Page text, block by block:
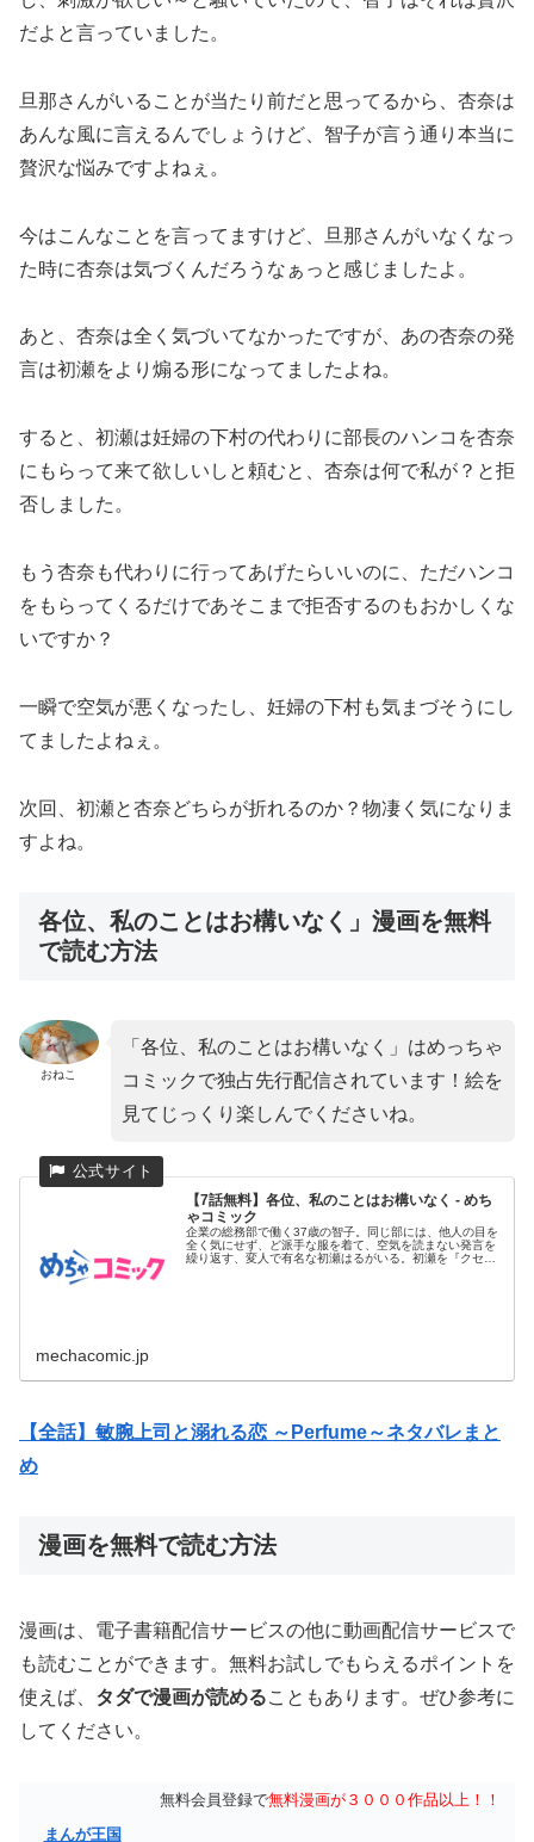
だよと言っていました。
旦那さんがいることが当たり前だと思ってるから、杏奈は
あんな風に言えるんでしょうけど、智子が言う通り本当に
贅沢な悩みですよねぇ。
今はこんなことを言ってますけど、旦那さんがいなくなっ
た時に杏奈は気づくんだろうなぁっと感じましたよ。
あと、杏奈は全く気づいてなかったですが、あの杏奈の発
言は初瀬をより煽る形になってましたよね。
すると、初瀬は妊婦の下村の代わりに部長のハンコを杏奈
にもらって来て欲しいしと頼むと、杏奈は何で私が？と拒
否しました。
もう杏奈も代わりに行ってあげたらいいのに、ただハンコ
をもらってくるだけであそこまで拒否するのもおかしくな
いですか？
一瞬で空気が悪くなったし、妊婦の下村も気まづそうにし
てましたよねぇ。
次回、初瀬と杏奈どちらが折れるのか？物凄く気になりま
すよね。
各位、私のことはお構いなく」漫画を無料
で読む方法
おねこ
「各位、私のことはお構いなく」はめっちゃ
コミックで独占先行配信されています！絵を
見てじっくり楽しんでくださいね。
【7話無料】各位、私のことはお構いなく - めち
ゃコミック
企業の総務部で働く37歳の智子。同じ部には、他人の目を
全く気にせず、ど派手な服を着て、空気を読まない発言を
繰り返す、変人で有名な初瀬はるがいる。初瀬を『クセ強
mechacomic.jp
【全話】敏腕上司と溺れる恋 ～Perfume～ネタバレまと
め
漫画を無料で読む方法
漫画は、電子書籍配信サービスの他に動画配信サービスで
も読むことができます。無料お試しでもらえるポイントを
使えば、 タダで漫画が読めることもあります。ぜひ参考に
してください。
まんが王国
無料会員登録で無料漫画が３０００作品以上！！